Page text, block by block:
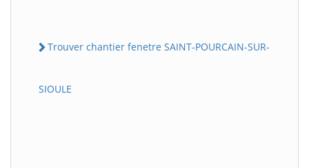
Trouver chantier fenetre SAINT-POURCAIN-SUR-
SIOULE